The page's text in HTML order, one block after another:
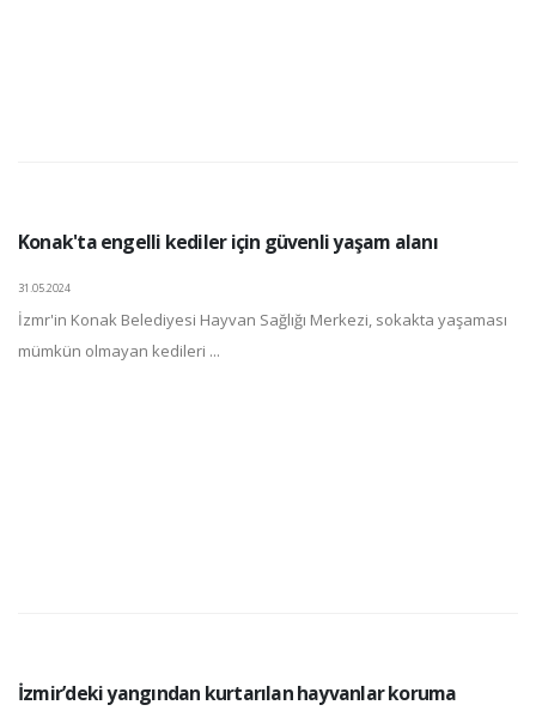
Konak'ta engelli kediler için güvenli yaşam alanı
31.05.2024
İzmr'in Konak Belediyesi Hayvan Sağlığı Merkezi, sokakta yaşaması
mümkün olmayan kedileri ...
İzmir’deki yangından kurtarılan hayvanlar koruma